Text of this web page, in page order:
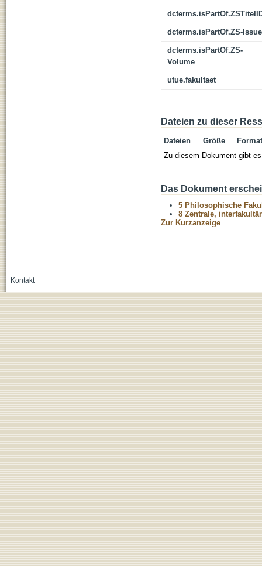
dcterms.isPartOf.ZS-Issue
dcterms.isPartOf.ZS-
Volume
utue.fakultaet
Dateien zu dieser
Dateien Größe
Format
Zu diesem Dokument gibt
Das Dokument
5 Philosophische
8 Zentrale,
Zur Kurzanzeige
Kontakt